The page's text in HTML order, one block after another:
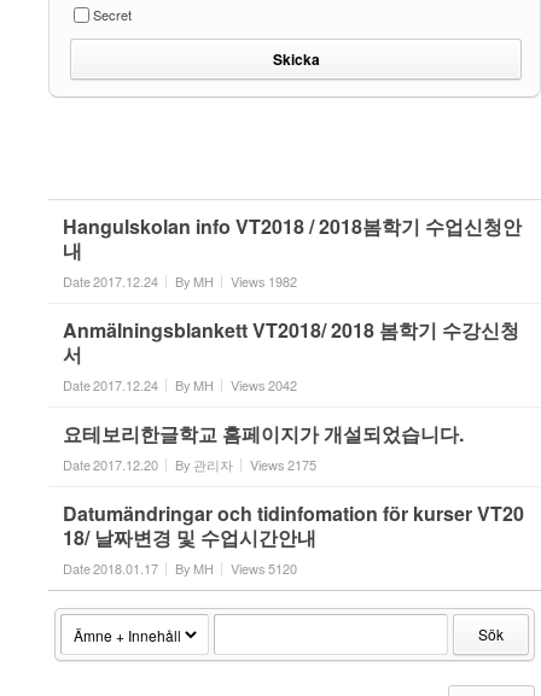
Secret
Hangulskolan info VT2018 / 2018봄학기 수업신청안
내
Date2017.12.24 By MH Views 1982
Anmälningsblankett VT2018/ 2018 봄학기 수강신청
서
Date2017.12.24 By MH Views2042
요테보리한글학교 홈페이지가 개설되었습니다.
Date2017.12.20 By 관리자 Views2175
Datumändringar och tidinfomation för kurser VT20
18/ 날짜변경 및 수업시간안내
Date2018.01.17 By MH Views5120
Sök